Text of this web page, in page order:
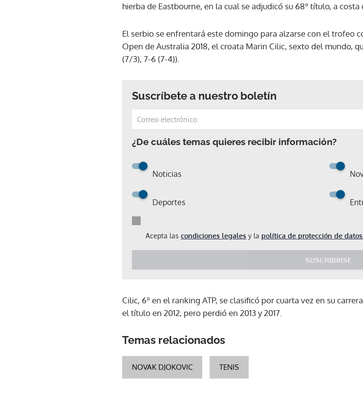
hierba de Eastbourne, en la cual se adjudicó su 68º título, a
El serbio se enfrentará este domingo para alzarse con el trofeo
Open de Australia 2018, el croata Marin Cilic, sexto del mundo,
(7/3), 7-6 (7-4)).
Suscríbete a nuestro boletín
¿De cuáles temas quieres recibir información?
Noticias
Deportes
Acepta las condiciones legales y la política de protección de datos.
SUSCRIBIRSE
Cilic, 6º en el ranking ATP, se clasificó por cuarta vez en su
el título en 2012, pero perdió en 2013 y 2017.
Temas relacionados
NOVAK DJOKOVIC TENIS